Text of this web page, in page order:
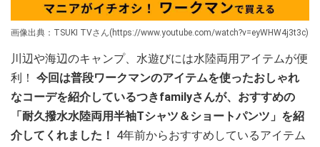
画像出典：TSUKI TVさん(https://www.youtube.com/watch?v=eyWHW4j3t3c)
川辺や海辺のキャンプ、水遊びには水陸両用アイテムが便
利！ 今回は普段ワークマンのアイテムを使ったおしゃれ
なコーデを紹介しているつきfamilyさんが、おすすめの
「耐久撥水水陸両用半袖Tシャツ＆ショートパンツ」を紹
介してくれました！ 4年前からおすすめしているアイテム